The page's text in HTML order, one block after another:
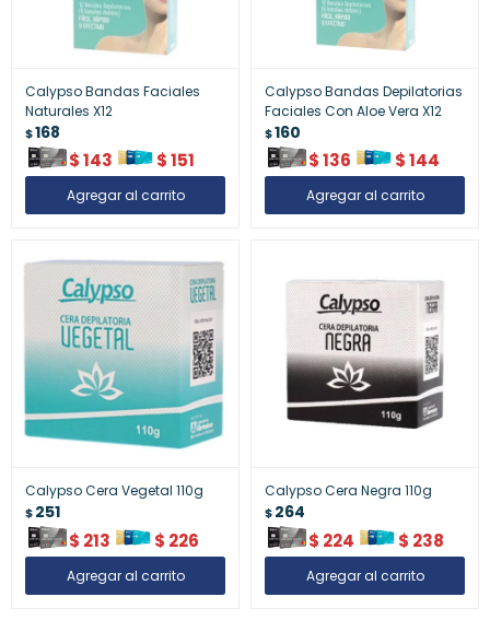
Calypso Bandas Faciales
Naturales X12
$168
$143 $151
Calypso Bandas Depilatorias
Faciales Con Aloe Vera X12
$160
$136 $144
Calypso Cera Vegetal 110g
$251
$ 213 $ 226
Calypso Cera Negra 110g
$264
$ 224 $ 238